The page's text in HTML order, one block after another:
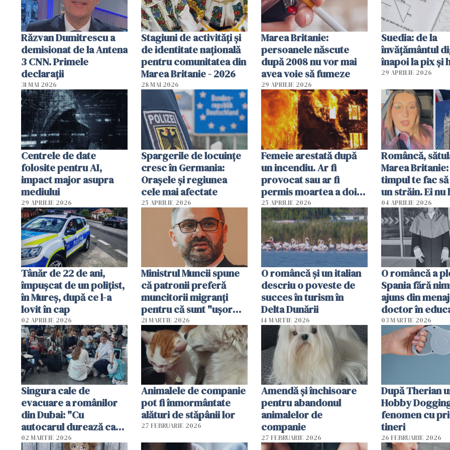
Răzvan Dumitrescu a
demisionat de la Antena
3 CNN. Primele
declarații
31 MAI 2026
Stagiuni de activități și
de identitate națională
pentru comunitatea din
Marea Britanie - 2026
28 MAI 2026
Marea Britanie:
persoanele născute
după 2008 nu vor mai
avea voie să fumeze
29 APRILIE 2026
Suedia: de la
învățământul
înapoi la pix și
29 APRILIE 2026
Centrele de date
folosite pentru AI,
impact major asupra
mediului
29 APRILIE 2026
Spargerile de locuințe
cresc în Germania:
Orașele și regiunea
cele mai afectate
25 APRILIE 2026
Femeie arestată după
un incendiu. Ar fi
provocat sau ar fi
permis moartea a doi
copii de 1 an și 3 ani
25 APRILIE 2026
Româncă,
Marea
timpul te fac
un străin. Ei nu
ca noi. În
oamenii sunt
04 APRILIE 2026
Tânăr de 22 de ani,
împușcat de un polițist,
în Mureș, după ce l-a
lovit în cap
02 APRILIE 2026
Ministrul Muncii spune
că patronii preferă
muncitorii migranți
pentru că sunt "uşor
dispensabili"
21 MARTIE 2026
O româncă și un italian
descriu o poveste de
succes în turism în
Delta Dunării
14 MARTIE 2026
O româncă a
Spania fără
ajuns din
doctor în
03 MARTIE 2026
Singura cale de
evacuare a românilor
din Dubai: "Cu
autocarul durează cam
două zile"
02 MARTIE 2026
Animalele de companie
pot fi înmormântate
alături de stăpânii lor
27 FEBRUARIE 2026
Amendă și închisoare
pentru abandonul
animalelor de
companie
27 FEBRUARIE 2026
După Therian
Hobby
fenomen cu
tineri
26 FEBRUARIE 2026